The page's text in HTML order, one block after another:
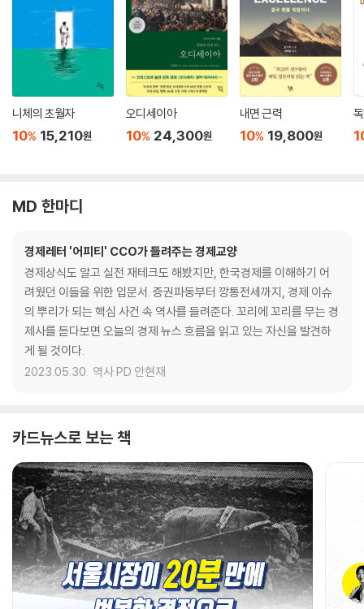
니체의 초월자
10% 15,210원
오디세이아
10% 24,300원
내면 근력
10% 19,800원
MD 한마디
경제레터 '어피티' CCO가 들려주는 경제교양
경제상식도 알고 실전 재테크도 해봤지만, 한국경제를 이해하기 어
려웠던 이들을 위한 입문서. 증권파동부터 깡통전세까지, 경제 이슈
의 뿌리가 되는 핵심 사건 속 역사를 들려준다. 꼬리에 꼬리를 무는 경
제사를 듣다보면 오늘의 경제 뉴스 흐름을 읽고 있는 자신을 발견하
게 될 것이다.
2023.05.30. 역사 PD 안현재
카드뉴스로 보는 책